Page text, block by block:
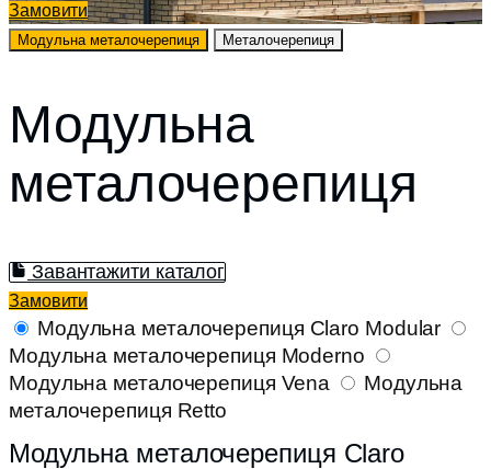
Замовити
Модульна металочерепиця Металочерепиця
Модульна
металочерепиця
Завантажити каталог
Замовити
Модульна металочерепиця Claro Modular
Модульна металочерепиця Moderno
Модульна металочерепиця Vena
Модульна
металочерепиця Retto
Модульна металочерепиця Claro